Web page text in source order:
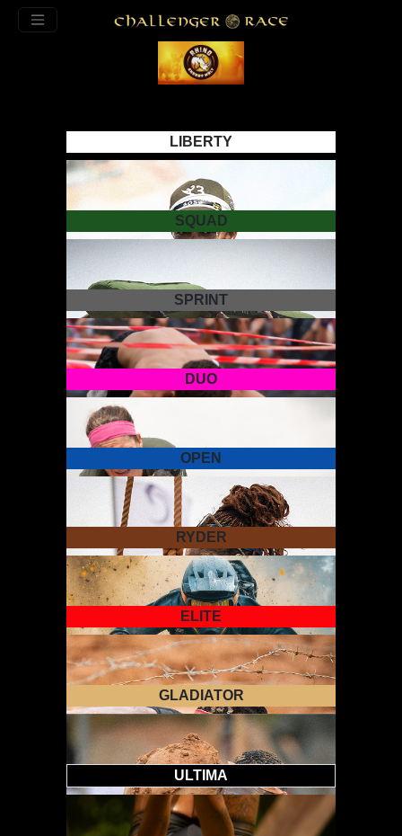
LIBERTY
LIBERTY
Informations
Inscrivez-vous !
SQUAD
SQUAD
Informations
Inscrivez-vous !
SPRINT
SPRINT
Informations
Inscrivez-vous !
DUO
DUO
Informations
Inscrivez-vous !
OPEN
OPEN
Informations
Inscrivez-vous !
RYDER
RYDER
Informations
Inscrivez-vous !
ELITE
ELITE
GLADIATOR
ULTIMA